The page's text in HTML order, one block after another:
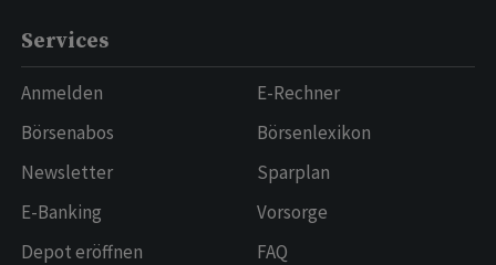
Services
Anmelden
Börsenabos
Newsletter
E-Banking
Depot eröffnen
E-Rechner
Börsenlexikon
Sparplan
Vorsorge
FAQ